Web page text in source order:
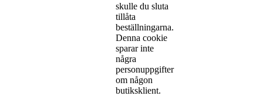
skulle du sluta
tillåta
beställningarna.
Denna cookie
sparar inte
några
personuppgifter
om någon
butiksklient.